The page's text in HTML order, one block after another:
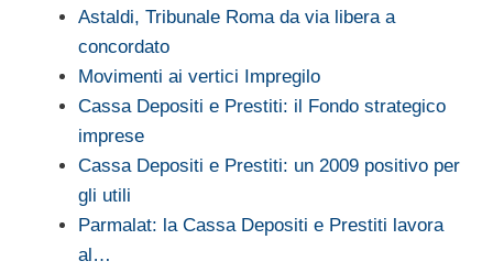
Astaldi, Tribunale Roma da via libera a
concordato
Movimenti ai vertici Impregilo
Cassa Depositi e Prestiti: il Fondo strategico
imprese
Cassa Depositi e Prestiti: un 2009 positivo per
gli utili
Parmalat: la Cassa Depositi e Prestiti lavora
al…